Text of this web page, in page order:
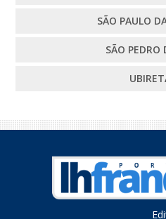
SÃO PAULO
SÃO PEDRO